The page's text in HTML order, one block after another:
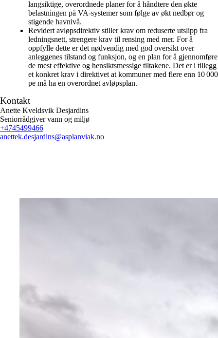
langsiktige, overordnede planer for å håndtere den økte
belastningen på VA-systemer som følge av økt nedbør og
stigende havnivå. ​
Revidert avløpsdirektiv stiller krav om reduserte utslipp fra
ledningsnett, strengere krav til rensing med mer. For å
oppfylle dette er det nødvendig med god oversikt over
anleggenes tilstand og funksjon, og en plan for å gjennomføre
de mest effektive og hensiktsmessige tiltakene.​ Det er i tillegg
et konkret krav i direktivet at kommuner med flere enn 10 000
pe må ha en overordnet avløpsplan.
Kontakt
Anette Kveldsvik Desjardins
Seniorrådgiver vann og miljø
+4745499466
anettek.desjardins@asplanviak.no